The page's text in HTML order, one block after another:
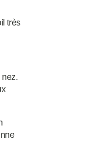
très
nez.